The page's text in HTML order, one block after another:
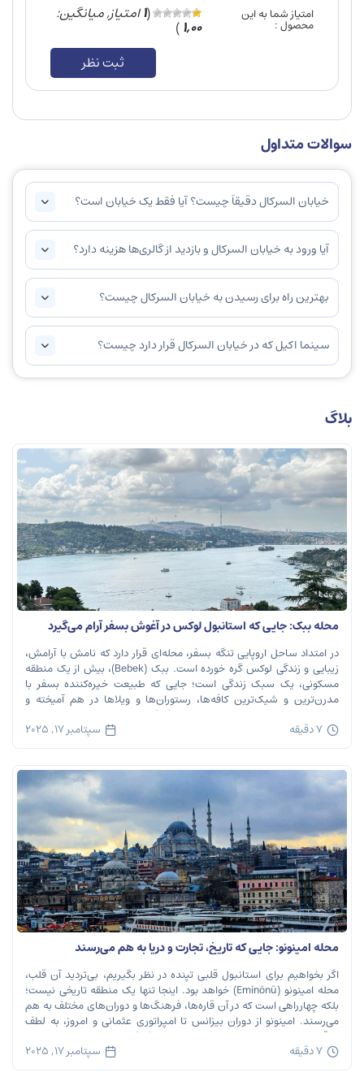
امتیاز شما به این
محصول :
(
1امتیاز, میانگین:
1,00
)
ثبت نظر
سوالات متداول
خیابان السرکال دقیقاً چیست؟ آیا فقط یک خیابان است؟
آیا ورود به خیابان السرکال و بازدید از گالری‌ها هزینه دارد؟
بهترین راه برای رسیدن به خیابان السرکال چیست؟
سینما اکیل که در خیابان السرکال قرار دارد چیست؟
بلاگ
محله ببک: جایی که استانبول لوکس در آغوش بسفر آرام می‌گیرد
در امتداد ساحل اروپایی تنگه بسفر، محله‌ای قرار دارد که نامش با آرامش،
زیبایی و زندگی لوکس گره خورده است. ببک (Bebek)، بیش از یک منطقه
مسکونی، یک سبک زندگی است؛ جایی که طبیعت خیره‌کننده بسفر با
مدرن‌ترین و شیک‌ترین کافه‌ها، رستوران‌ها و ویلاها در هم آمیخته و
تصویری بی‌نظیر از استانبول معاصر را به […]
7 دقیقه سپتامبر 17, 2025
محله امینونو: جایی که تاریخ، تجارت و دریا به هم می‌رسند
اگر بخواهیم برای استانبول قلبی تپنده در نظر بگیریم، بی‌تردید آن قلب،
محله امینونو (Eminönü) خواهد بود. اینجا تنها یک منطقه تاریخی نیست؛
بلکه چهارراهی است که در آن قاره‌ها، فرهنگ‌ها و دوران‌های مختلف به هم
می‌رسند. امینونو از دوران بیزانس تا امپراتوری عثمانی و امروز، به لطف
موقعیت استراتژیک خود در دهانه خلیج شاخ […]
7 دقیقه سپتامبر 17, 2025